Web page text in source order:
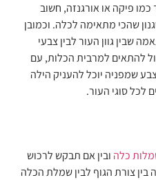
פיקה או אורגנזה, חשוב
שהכי מתאימה לכלה. וכמובן
שבין גוון העור לבין צבעי
להתאים למרבית הכלות, עם
שמפניה יוכל להעניק הילה
לכל סוגי העור.
כלה ובין אם תבקש לרכוש
צורת הגוף לבין שמלת הכלה